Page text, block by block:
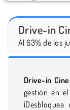
Drive-in
Al 63% de los
Drive-in
gestión en